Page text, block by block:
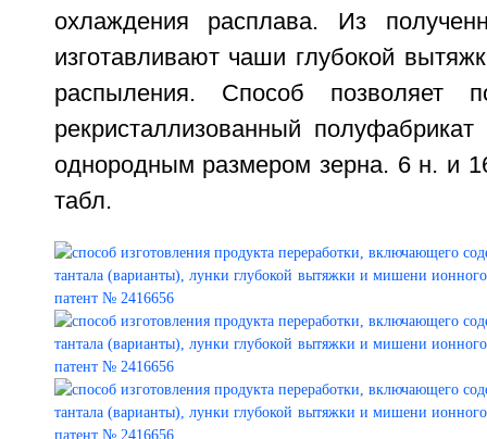
охлаждения расплава. Из
изготавливают чаши глубокой
распыления. Способ позволяет
рекристаллизованный
однородным размером зерна. 6 н. и
табл.